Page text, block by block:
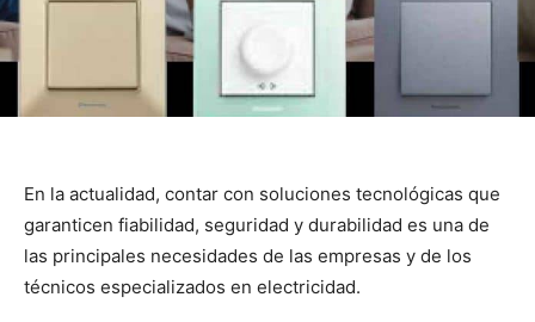
En la actualidad, contar con soluciones tecnológicas que
garanticen fiabilidad, seguridad y durabilidad es una de
las principales necesidades de las empresas y de los
técnicos especializados en electricidad.